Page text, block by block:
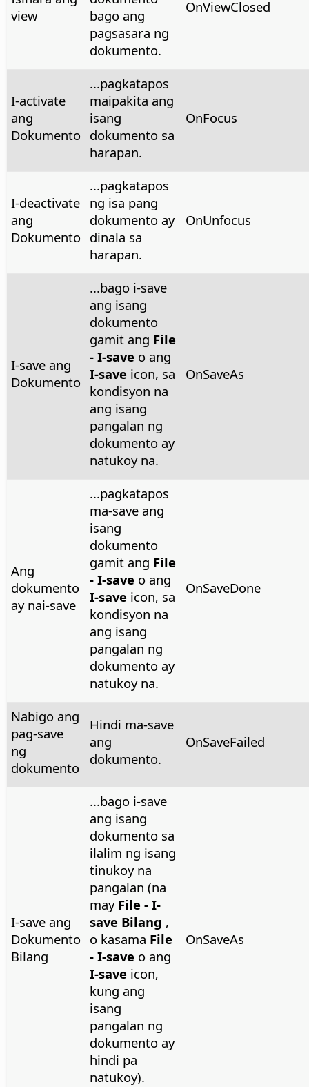
view
bago ang
pagsasara ng
dokumento.
OnViewClosed
I-activate
ang
Dokumento
...pagkatapos
maipakita ang
isang
dokumento sa
harapan.
OnFocus
I-deactivate
ang
Dokumento
...pagkatapos
ng isa pang
dokumento ay
dinala sa
harapan.
OnUnfocus
I-save ang
Dokumento
...bago i-save
ang isang
dokumento
gamit ang File
- I-save o ang
I-save icon, sa
kondisyon na
ang isang
pangalan ng
dokumento ay
natukoy na.
OnSaveAs
Ang
dokumento
ay nai-save
...pagkatapos
ma-save ang
isang
dokumento
gamit ang File
- I-save o ang
I-save icon, sa
kondisyon na
ang isang
pangalan ng
dokumento ay
natukoy na.
OnSaveDone
Nabigo ang
pag-save
ng
dokumento
Hindi ma-save
ang
dokumento.
OnSaveFailed
I-save ang
Dokumento
Bilang
...bago i-save
ang isang
dokumento sa
ilalim ng isang
tinukoy na
pangalan (na
mayFile - I-
save Bilang ,
o kasama File
- I-save o ang
I-save icon,
kung ang
isang
pangalan ng
dokumento ay
hindi pa
natukoy).
OnSaveAs